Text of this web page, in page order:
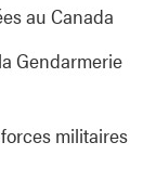
au Canada
Gendarmerie
militaires